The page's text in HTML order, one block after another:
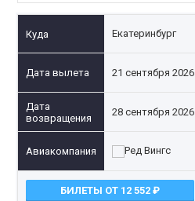
Екатеринбург
21 сентября 2026
28 сентября 2026
БИЛЕТЫ ОТ 12 552